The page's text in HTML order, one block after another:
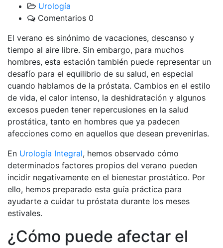
Urología
Comentarios 0
El verano es sinónimo de vacaciones, descanso y
tiempo al aire libre. Sin embargo, para muchos
hombres, esta estación también puede representar un
desafío para el equilibrio de su salud, en especial
cuando hablamos de la próstata. Cambios en el estilo
de vida, el calor intenso, la deshidratación y algunos
excesos pueden tener repercusiones en la salud
prostática, tanto en hombres que ya padecen
afecciones como en aquellos que desean prevenirlas.
En Urología Integral, hemos observado cómo
determinados factores propios del verano pueden
incidir negativamente en el bienestar prostático. Por
ello, hemos preparado esta guía práctica para
ayudarte a cuidar tu próstata durante los meses
estivales.
¿Cómo puede afectar el